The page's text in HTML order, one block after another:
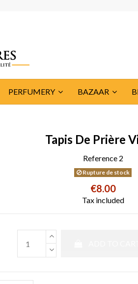
PERFUMERY BAZAAR
Tapis De Prière
Reference 2
Rupture de stock
€8.00
Tax included